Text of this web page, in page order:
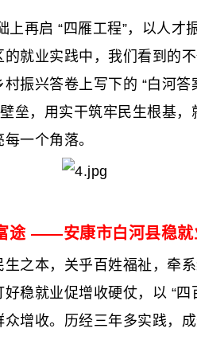
再启 “四雁工程”，以人才
就业实践中，我们看到的
振兴答卷上写下的 “白河
垒，用实干筑牢民生根基
一个角落。
途 ——安康市白河县稳就
之本，关乎百姓福祉，牵系
稳就业促增收硬仗，以 “
增收。历经三年多实践，成